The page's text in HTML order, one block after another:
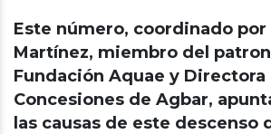
Este número, coordinado por
Martínez, miembro del
Fundación Aquae y Directora
Concesiones de Agbar,
las causas de este descenso